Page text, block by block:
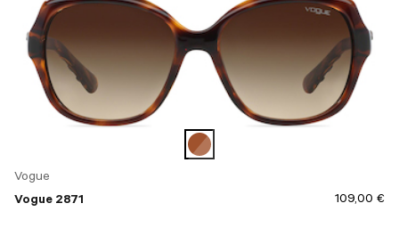
Vogue
Vogue 2871
109,00 €